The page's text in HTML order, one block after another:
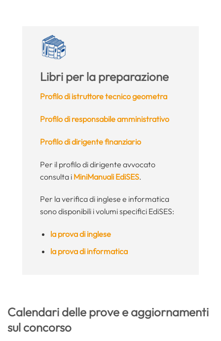
Libri per la preparazione
Profilo di istruttore tecnico geometra
Profilo di responsabile amministrativo
Profilo di dirigente finanziario
Per il profilo di dirigente avvocato
consulta i MiniManuali EdiSES.
Per la verifica di inglese e informatica
sono disponibili i volumi specifici EdiSES:
la prova di inglese
la prova di informatica
Calendari delle prove e aggiornamenti
sul concorso